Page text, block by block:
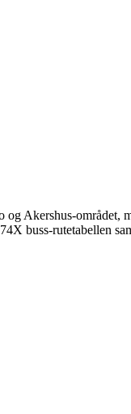
Akershus-
buss-rutetabellen